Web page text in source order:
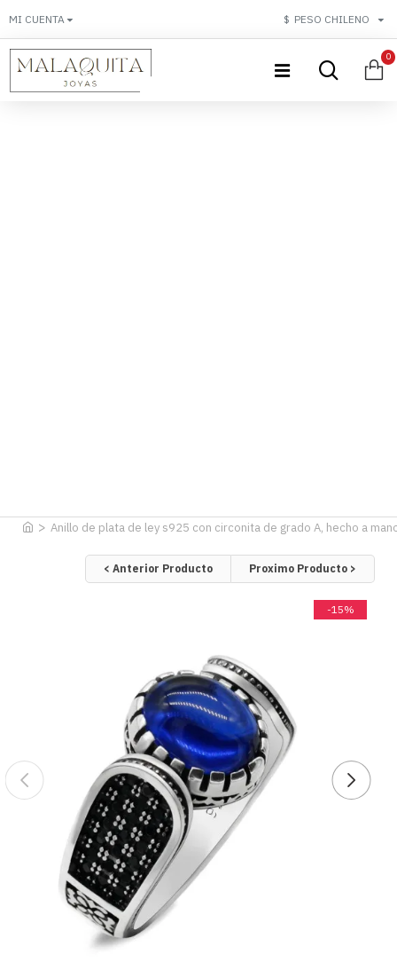
MI CUENTA $ PESO CHILENO
0
Anillo de plata de ley s925 con circonita de grado A, hecho a
< Anterior Producto Proximo Producto >
-15%